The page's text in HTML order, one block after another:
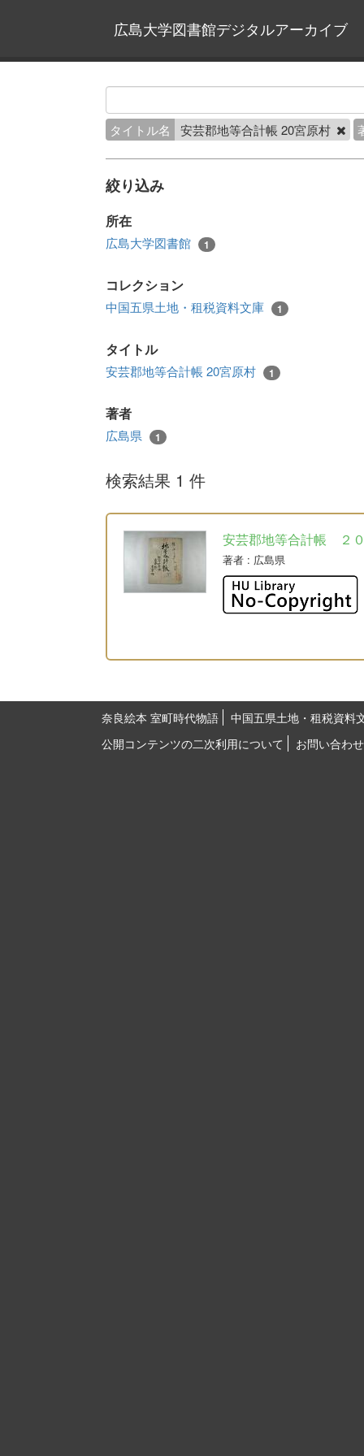
広島大学図書館デジタルアーカイブ
タイトル名 安芸郡地等合計帳 20宮原村
絞り込み
所在
広島大学図書館 1
コレクション
中国五県土地・租税資料文庫 1
タイトル
安芸郡地等合計帳 20宮原村 1
著者
広島県 1
検索結果 1 件
安芸郡地等合計帳 ２
著者 : 広島県
奈良絵本 室町時代物語
中国五県土地・租税資料
公開コンテンツの二次利用について
お問い合わせ